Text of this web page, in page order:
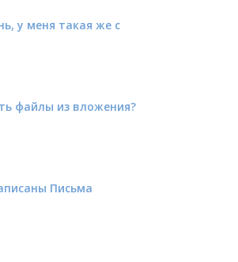
у меня такая же с
файлы из вложения?
Письма